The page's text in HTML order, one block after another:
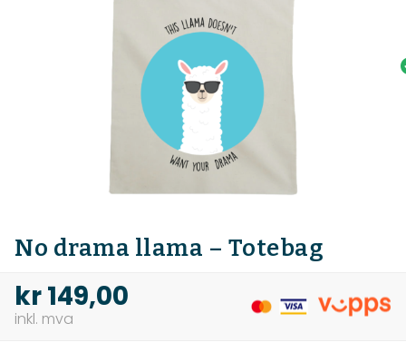
No drama llama – Totebag
kr149,00